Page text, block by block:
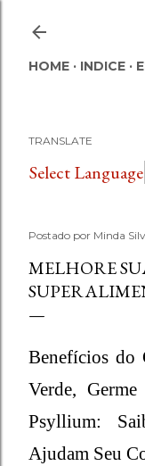
HOME INDICE
TRANSLATE
Select Language
Postado por Minda
MELHORE
Benefícios do
Verde,
Psyllium:
Ajudam Seu